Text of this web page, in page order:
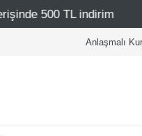
indirim
Anlaşmalı